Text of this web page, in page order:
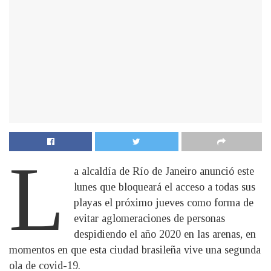
L
a alcaldía de Río de Janeiro anunció este
lunes que bloqueará el acceso a todas sus
playas el próximo jueves como forma de
evitar aglomeraciones de personas
despidiendo el año 2020 en las arenas, en
momentos en que esta ciudad brasileña vive una segunda
ola de covid-19.